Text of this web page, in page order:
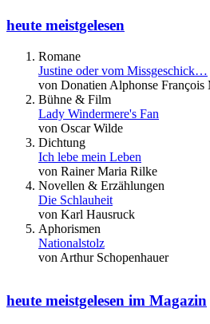
heute meistgelesen
Romane
Justine oder vom Missgeschick…
von Donatien Alphonse François
Bühne & Film
Lady Windermere's Fan
von Oscar Wilde
Dichtung
Ich lebe mein Leben
von Rainer Maria Rilke
Novellen & Erzählungen
Die Schlauheit
von Karl Hausruck
Aphorismen
Nationalstolz
von Arthur Schopenhauer
heute meistgelesen im Magazin